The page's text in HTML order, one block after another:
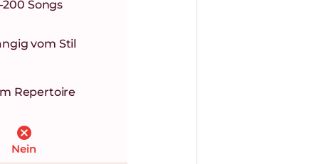
200 Songs
vom Stil
Repertoire
cancel
Nein